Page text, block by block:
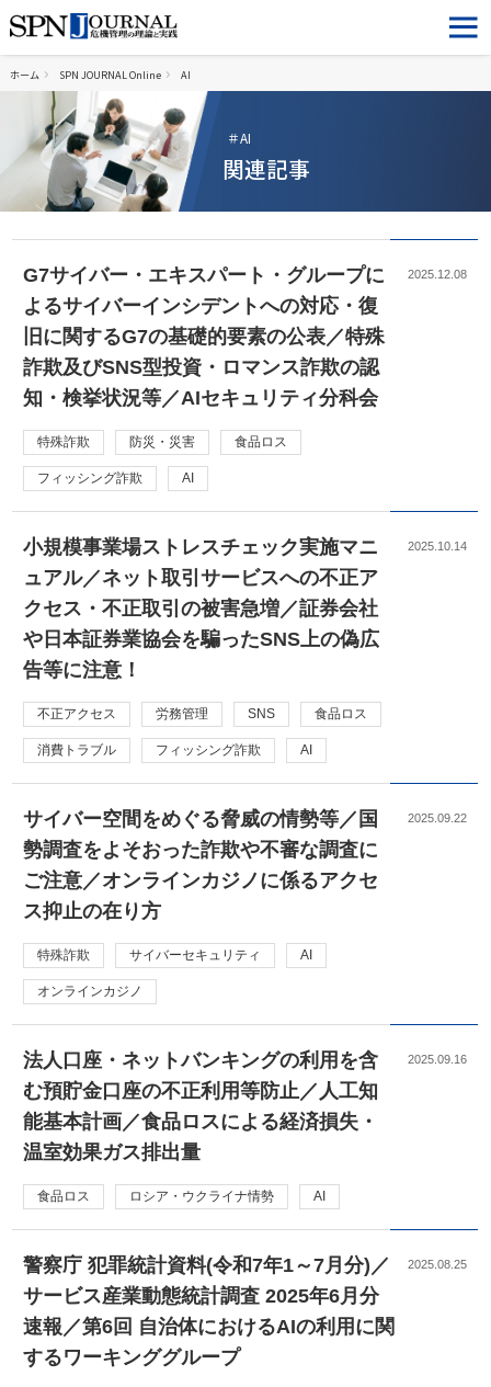
ホーム SPN JOURNAL Online AI
＃AI
関連記事
G7サイバー・エキスパート・グループに
よるサイバーインシデントへの対応・復
旧に関するG7の基礎的要素の公表／特殊
詐欺及びSNS型投資・ロマンス詐欺の認
知・検挙状況等／AIセキュリティ分科会
特殊詐欺 防災・災害 食品ロス
フィッシング詐欺 AI
2025.12.08
小規模事業場ストレスチェック実施マニ
ュアル／ネット取引サービスへの不正ア
クセス・不正取引の被害急増／証券会社
や日本証券業協会を騙ったSNS上の偽広
告等に注意！
不正アクセス 労務管理 SNS 食品ロス
消費トラブル フィッシング詐欺 AI
2025.10.14
サイバー空間をめぐる脅威の情勢等／国
勢調査をよそおった詐欺や不審な調査に
ご注意／オンラインカジノに係るアクセ
ス抑止の在り方
特殊詐欺 サイバーセキュリティ AI
オンラインカジノ
2025.09.22
法人口座・ネットバンキングの利用を含
む預貯金口座の不正利用等防止／人工知
能基本計画／食品ロスによる経済損失・
温室効果ガス排出量
食品ロス ロシア・ウクライナ情勢 AI
2025.09.16
警察庁 犯罪統計資料(令和7年1～7月分)／
サービス産業動態統計調査 2025年6月分
速報／第6回 自治体におけるAIの利用に関
するワーキンググループ
2025.08.25